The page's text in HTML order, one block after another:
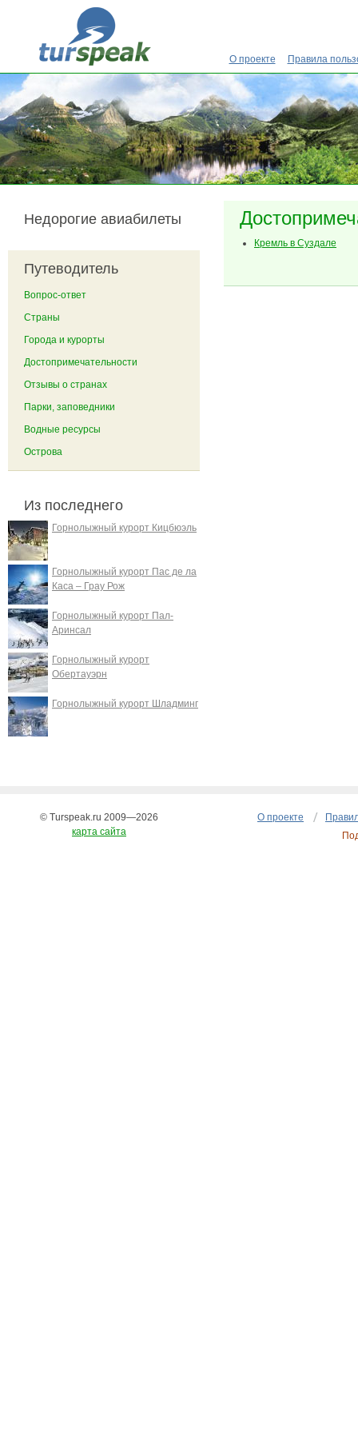
Перейти к основному содержанию
О проекте Правила
Кремль в Суздале
Недорогие авиабилеты
Путеводитель
Вопрос-ответ
Страны
Города и курорты
Достопримечательности
Отзывы о странах
Парки, заповедники
Водные ресурсы
Острова
Из последнего
Горнолыжный курорт Кицбюэль
Горнолыжный курорт Пас де ла
Каса – Грау Рож
Горнолыжный курорт Пал-
Аринсал
Горнолыжный курорт
Обертауэрн
Горнолыжный курорт Шладминг
О проекте
© Turspeak.ru 2009—2026
карта сайта